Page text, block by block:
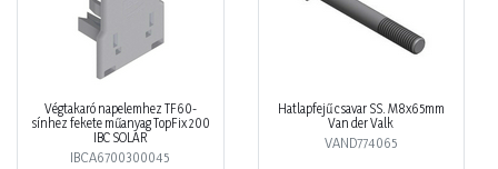
Végtakaró napelemhez TF60-
sínhez fekete műanyag TopFix 200
IBC SOLAR
IBCA6700300045
Hatlapfejű csavar SS. M8x65mm
Van der Valk
VAND774065